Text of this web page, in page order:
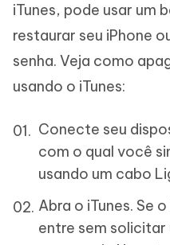
iTunes, pode usar um
restaurar seu iPhone
senha. Veja como
usando o iTunes:
Conecte seu
com o qual você
usando um cabo
Abra o iTunes. Se
entre sem